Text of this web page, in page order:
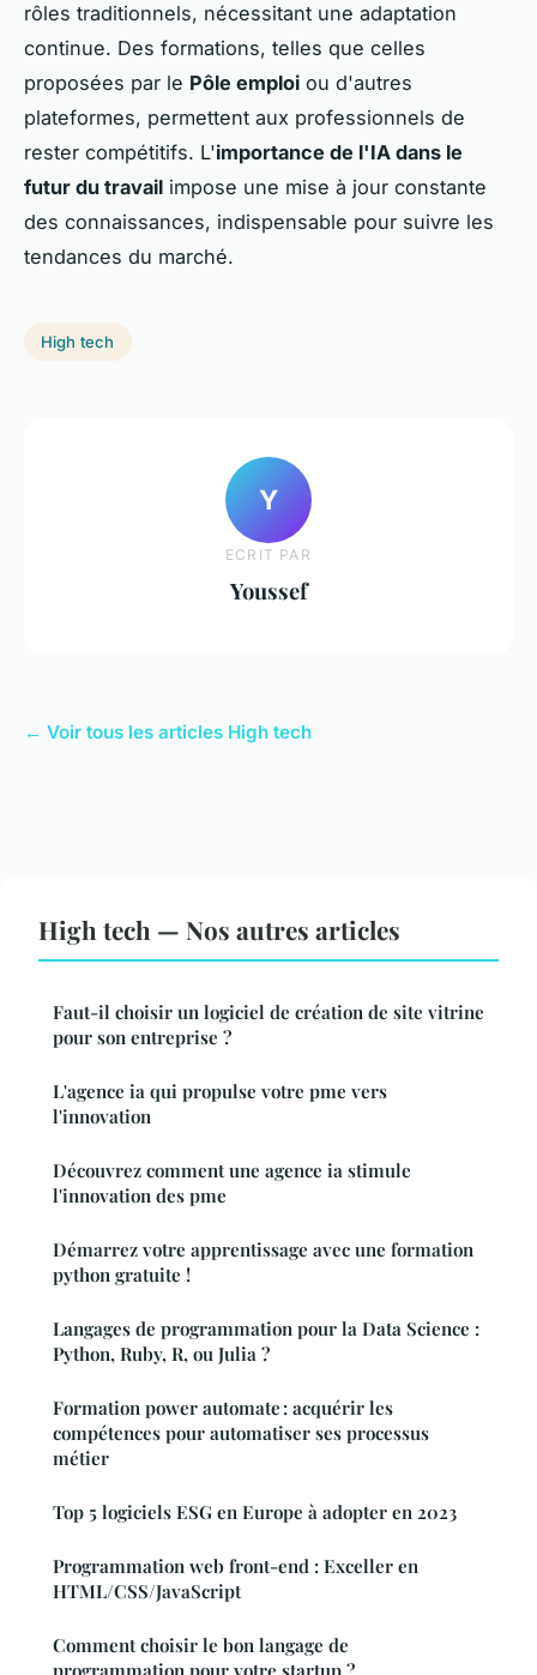
rôles traditionnels, nécessitant une adaptation
continue. Des formations, telles que celles
proposées par le Pôle emploi ou d'autres
plateformes, permettent aux professionnels de
rester compétitifs. L'importance de l'IA dans le
futur du travail impose une mise à jour constante
des connaissances, indispensable pour suivre les
tendances du marché.
High tech
Y
ECRIT PAR
Youssef
← Voir tous les articles High tech
High tech — Nos autres articles
Faut-il choisir un logiciel de création de site vitrine
pour son entreprise ?
L'agence ia qui propulse votre pme vers
l'innovation
Découvrez comment une agence ia stimule
l'innovation des pme
Démarrez votre apprentissage avec une formation
python gratuite !
Langages de programmation pour la Data Science :
Python, Ruby, R, ou Julia ?
Formation power automate : acquérir les
compétences pour automatiser ses processus
métier
Top 5 logiciels ESG en Europe à adopter en 2023
Programmation web front-end : Exceller en
HTML/CSS/JavaScript
Comment choisir le bon langage de